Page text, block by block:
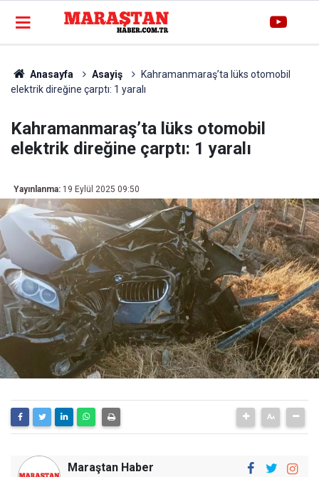
Anasayfa Asayiş
Kahramanmaraş’ta lüks otomobil
elektrik direğine çarptı: 1 yaralı
Kahramanmaraş’ta lüks otomobil
elektrik direğine çarptı: 1 yaralı
Yayınlanma: 19 Eylül 2025 09:50
Maraştan Haber